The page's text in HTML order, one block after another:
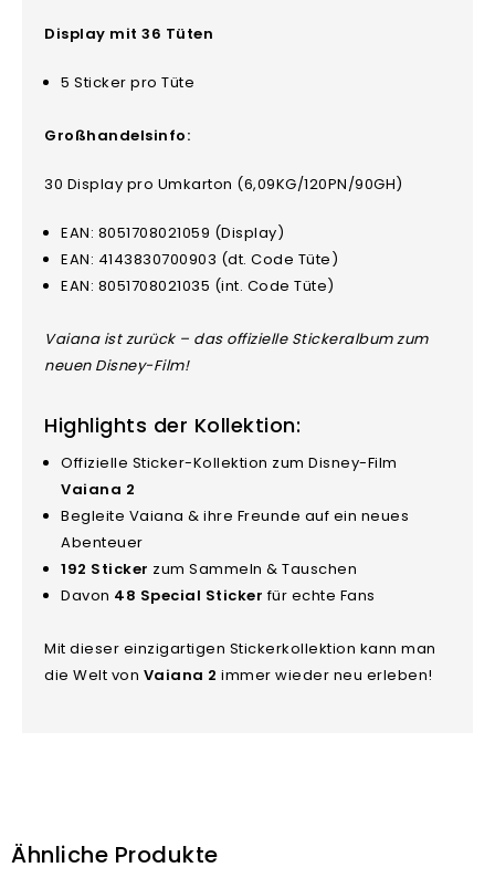
Display mit 36 Tüten
5 Sticker pro Tüte
Großhandelsinfo:
30 Display pro Umkarton (6,09KG/120PN/90GH)
EAN: 8051708021059 (Display)
EAN: 4143830700903 (dt. Code Tüte)
EAN: 8051708021035 (int. Code Tüte)
Vaiana ist zurück – das offizielle Stickeralbum zum
neuen Disney-Film!
Highlights der Kollektion:
Offizielle Sticker-Kollektion zum Disney-Film
Vaiana 2
Begleite Vaiana & ihre Freunde auf ein neues
Abenteuer
192 Sticker zum Sammeln & Tauschen
Davon 48 Special Sticker für echte Fans
Mit dieser einzigartigen Stickerkollektion kann man
die Welt von Vaiana 2 immer wieder neu erleben!
Ähnliche Produkte